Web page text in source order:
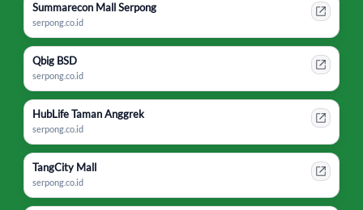
Summarecon Mall Serpong
serpong.co.id
Qbig BSD
serpong.co.id
HubLife Taman Anggrek
serpong.co.id
TangCity Mall
serpong.co.id